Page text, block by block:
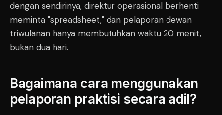
dengan sendirinya, direktur operasional berhenti
meminta "spreadsheet," dan pelaporan dewan
triwulanan hanya membutuhkan waktu 20 menit,
bukan dua hari.
Bagaimana cara menggunakan
pelaporan praktisi secara adil?